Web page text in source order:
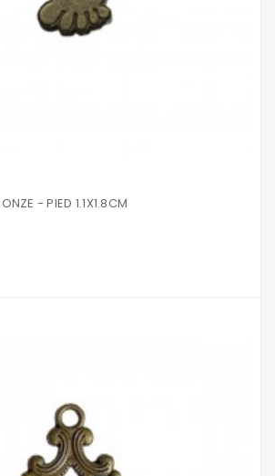
- PIED 1.1X1.8CM